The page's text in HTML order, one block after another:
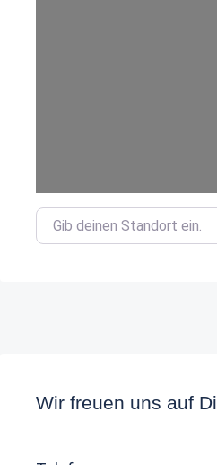
Gib deinen Standort ein.
Wir freuen uns auf